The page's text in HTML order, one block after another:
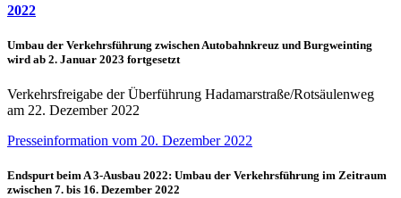
2022
Umbau der Verkehrsführung zwischen Autobahnkreuz und Burgweinting
wird ab 2. Januar 2023 fortgesetzt
Verkehrsfreigabe der Überführung Hadamarstraße/Rotsäulenweg
am 22. Dezember 2022
Presseinformation vom 20. Dezember 2022
Endspurt beim A 3-Ausbau 2022: Umbau der Verkehrsführung im Zeitraum
zwischen 7. bis 16. Dezember 2022